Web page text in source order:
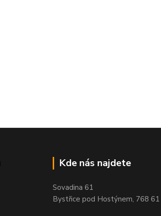
Kde nás najdete
Sovadina 61
Bystřice pod Hostýnem, 768 61